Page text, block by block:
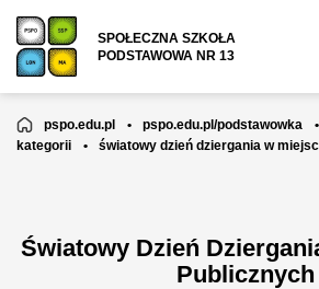
SPOŁECZNA SZKOŁA
PODSTAWOWA NR 13
pspo.edu.pl • pspo.edu.pl/podstawowka •
kategorii
• światowy dzień dziergania w
Światowy Dzień
Publicznych